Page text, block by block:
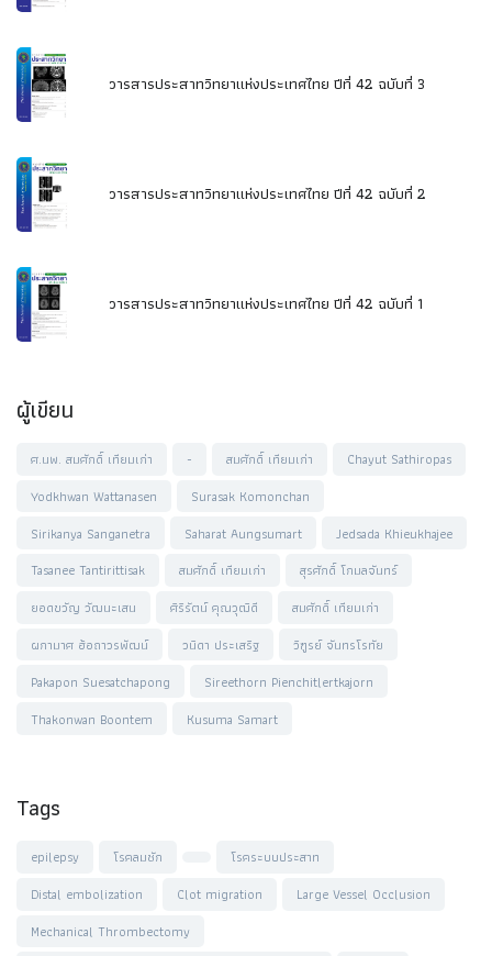
วารสารประสาทวิทยาแห่งประเทศไทย ปีที่ 42 ฉบับที่ 3
วารสารประสาทวิทยาแห่งประเทศไทย ปีที่ 42 ฉบับที่ 2
วารสารประสาทวิทยาแห่งประเทศไทย ปีที่ 42 ฉบับที่ 1
ผู้เขียน
ศ.นพ. สมศักดิ์ เทียมเก่า - สมศักดิ์ เทียมเก่า
Chayut Sathiropas
Yodkhwan Wattanasen
Surasak Komonchan
Sirikanya Sanganetra
Saharat Aungsumart
Jedsada Khieukhajee
Tasanee Tantirittisak
สมศักดิ์ เทียมเก่า
สุรศักดิ์ โกมลจันทร์
ยอดขวัญ วัฒนะเสน
ศิริรัตน์ คุณวุฒิดี
สมศักดิ์ เทียมเก่า
ผกามาศ ฮ้อถาวรพัฒน์
วนิดา ประเสริฐ
วิฑูรย์ จันทรโรทัย
Pakapon Suesatchapong
Sireethorn Pienchitlertkajorn
Thakonwan Boontem
Kusuma Samart
Tags
epilepsy โรคลมชัก
โรคระบบประสาท
Distal embolization
Clot migration
Large Vessel Occlusion
Mechanical Thrombectomy